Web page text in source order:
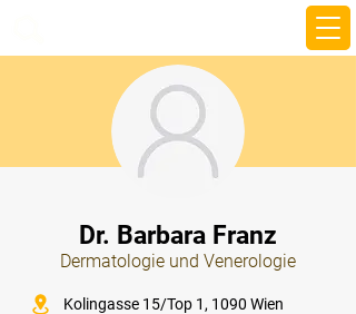
Dr. Barbara Franz
Dermatologie und Venerologie
Kolingasse 15/Top 1, 1090 Wien